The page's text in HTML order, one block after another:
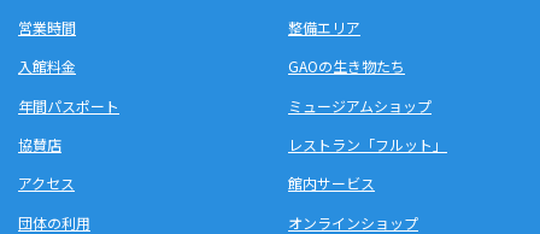
営業時間
入館料金
年間パスポート
協賛店
アクセス
団体の利用
整備エリア
GAOの生き物たち
ミュージアムショップ
レストラン「フルット」
館内サービス
オンラインショップ